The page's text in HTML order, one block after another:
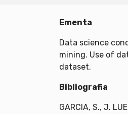
Ementa
Data science
mining. Use of
dataset.
Bibliografia
GARCIA, S., J.